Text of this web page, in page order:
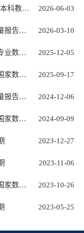
2026-06-03
教学...
2026-03-10
制...
2025-12-05
据...
2025-09-17
据...
2024-12-06
讨...
2024-09-09
据...
2023-12-27
2023-11-06
2023-10-26
据...
2023-05-25